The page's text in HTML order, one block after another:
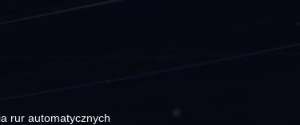
rur automatycznych